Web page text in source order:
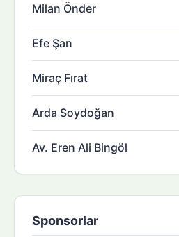
Milan Önder
Efe Şan
Miraç Fırat
Arda Soydoğan
Av. Eren Ali Bingöl
Sponsorlar